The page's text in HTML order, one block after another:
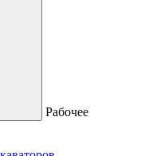
Рабочее